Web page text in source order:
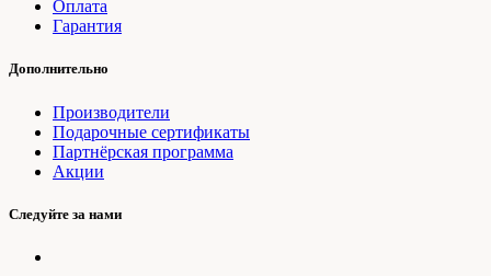
Оплата
Гарантия
Дополнительно
Производители
Подарочные сертификаты
Партнёрская программа
Акции
Следуйте за нами